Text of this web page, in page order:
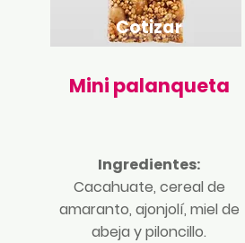
Cotizar
Mini palanqueta
Ingredientes:
Cacahuate, cereal de
amaranto, ajonjolí, miel de
abeja y piloncillo.